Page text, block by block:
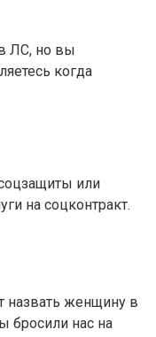
ЛС, но вы
когда
или
на соцконтракт.
назвать женщину в
бросили нас на